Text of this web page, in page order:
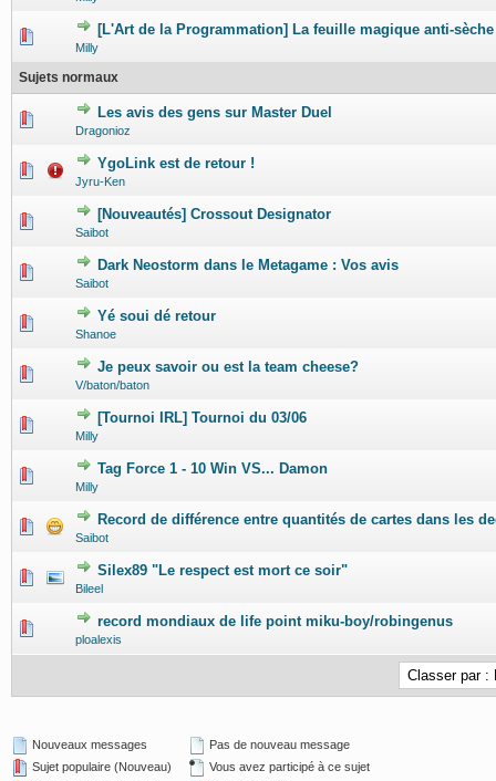
[L'Art de la Programmation] La feuille magique anti-sèche
Milly
0 Votes - 0 sur 5 en moyenne
12345
Sujets normaux
Les avis des gens sur Master Duel
Dragonioz
0 Votes - 0 sur 5 en moyenne
12 345
YgoLink est de retour !
Jyru-Ken
0 Votes - 0 sur 5 en moyenne
12 3
[Nouveautés] Crossout Designator
Saibot
0 Votes - 0 sur 5 en moyenne
12345
Dark Neostorm dans le Metagame : Vos avis
Saibot
0 Votes - 0 sur 5 en moyenne
1 2345
Yé soui dé retour
Shanoe
0 Votes - 0 sur 5 en moyenne
Je peux savoir ou est la team cheese?
V/baton/baton
0 Votes - 0 sur 5 en moyenne
12345
[Tournoi IRL] Tournoi du 03/06
Milly
0 Votes - 0 sur 5 en moyenne
1234 5
Tag Force 1 - 10 Win VS... Damon
Milly
0 Votes - 0 sur 5 en moyenne
1 2345
Record de différence entre quantités de cartes dans les
Saibot
0 Votes - 0 sur 5 en moyenne
1 2345
Silex89 "Le respect est mort ce soir"
Bileel
0 Votes - 0 sur 5 en moyenne
123 45
record mondiaux de life point miku-boy/robingenus
ploalexis
0 Votes - 0 sur 5 en moyenne
1 2345
Nouveaux messages
Sujet populaire (Nouveau)
Pas de nouveau message
Vous avez participé à ce sujet